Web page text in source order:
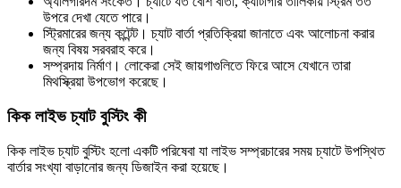
উপরে দেখা যেতে পারে।
স্ট্রিমারের জন্য কন্টেন্ট। চ্যাট বার্তা প্রতিক্রিয়া জানাতে এবং আলোচনা করার
জন্য বিষয় সরবরাহ করে।
সম্প্রদায় নির্মাণ। লোকেরা সেই জায়গাগুলিতে ফিরে আসে যেখানে তারা
মিথস্ক্রিয়া উপভোগ করেছে।
কিক লাইভ চ্যাট বুস্টিং কী
কিক লাইভ চ্যাট বুস্টিং হলো একটি পরিষেবা যা লাইভ সম্প্রচারের সময় চ্যাটে উপস্থিত
বার্তার সংখ্যা বাড়ানোর জন্য ডিজাইন করা হয়েছে।